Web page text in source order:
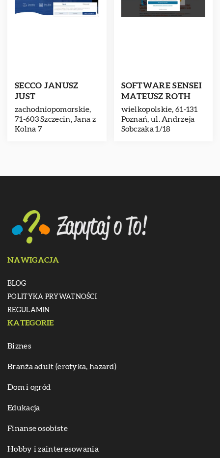
SECCO JANUSZ
JUST
zachodniopomorskie,
71-603 Szczecin, Jana z
Kolna 7
SOFTWARE SENSEI
MATEUSZ ROTH
wielkopolskie, 61-131
Poznań, ul. Andrzeja
Sobczaka 1/18
NAWIGACJA
BLOG
POLITYKA PRYWATNOŚCI
REGULAMIN
KATEGORIE
Biznes
Branża adult (erotyka, hazard)
Dom i ogród
Edukacja
Finanse osobiste
Hobby i zainteresowania